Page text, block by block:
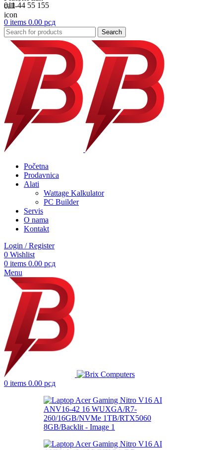
011 44 55 155
0 items 0.00 рсд
Search
Početna
Prodavnica
Alati
Wattage Kalkulator
PC Builder
Servis
O nama
Kontakt
Login / Register
0 Wishlist
0 items 0.00 рсд
Menu
0 items 0.00 рсд